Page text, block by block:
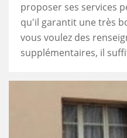
proposer ses services
qu'il garantit une très
vous voulez des
supplémentaires, il